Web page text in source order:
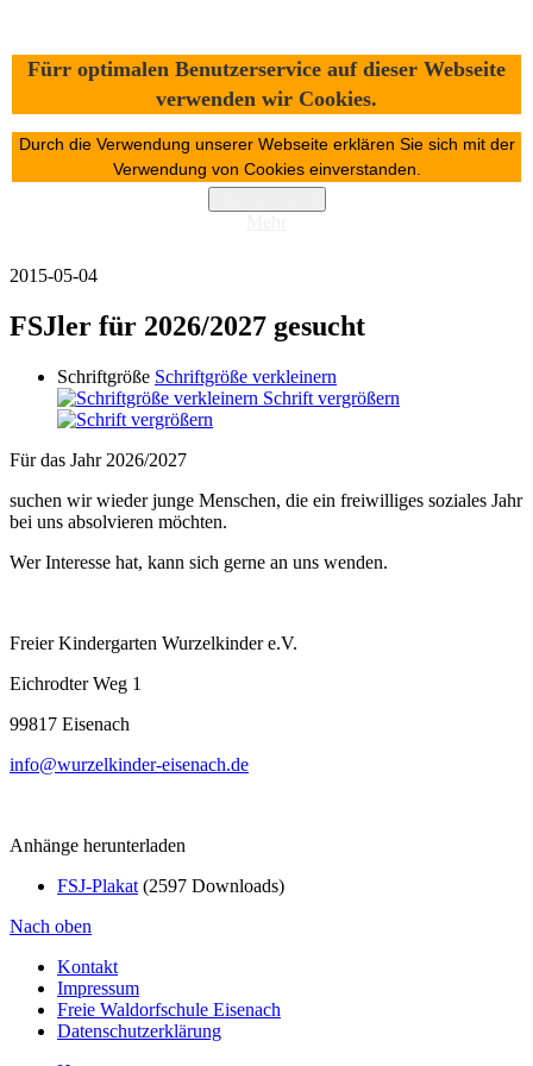
Fürr optimalen Benutzerservice auf dieser Webseite
verwenden wir Cookies.
Durch die Verwendung unserer Webseite erklären Sie sich mit der
Verwendung von Cookies einverstanden.
Freier Kindergarten
Wurzelkinder
Home
Unsere Kinderstube
Anmeldung und Beiträge
2015-05-04
FSJler für 2026/2027 gesucht
Schriftgröße Schriftgröße verkleinern
Schrift vergrößern
Für das Jahr 2026/2027
suchen wir wieder junge Menschen, die ein freiwilliges soziales Jahr
bei uns absolvieren möchten.
Wer Interesse hat, kann sich gerne an uns wenden.
Freier Kindergarten Wurzelkinder e.V.
Eichrodter Weg 1
99817 Eisenach
info@wurzelkinder-eisenach.de
Anhänge herunterladen
FSJ-Plakat (2597 Downloads)
Nach oben
Kontakt
Impressum
Freie Waldorfschule Eisenach
Datenschutzerklärung